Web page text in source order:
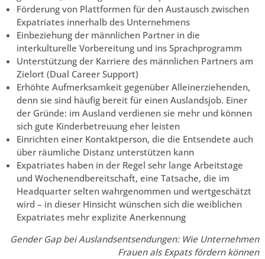
Förderung von Plattformen für den Austausch zwischen
Expatriates innerhalb des Unternehmens
Einbeziehung der männlichen Partner in die
interkulturelle Vorbereitung und ins Sprachprogramm
Unterstützung der Karriere des männlichen Partners am
Zielort (Dual Career Support)
Erhöhte Aufmerksamkeit gegenüber Alleinerziehenden,
denn sie sind häufig bereit für einen Auslandsjob. Einer
der Gründe: im Ausland verdienen sie mehr und können
sich gute Kinderbetreuung eher leisten
Einrichten einer Kontaktperson, die die Entsendete auch
über räumliche Distanz unterstützen kann
Expatriates haben in der Regel sehr lange Arbeitstage
und Wochenendbereitschaft, eine Tatsache, die im
Headquarter selten wahrgenommen und wertgeschätzt
wird – in dieser Hinsicht wünschen sich die weiblichen
Expatriates mehr explizite Anerkennung
Gender Gap bei Auslandsentsendungen: Wie Unternehmen
Frauen als Expats fördern können